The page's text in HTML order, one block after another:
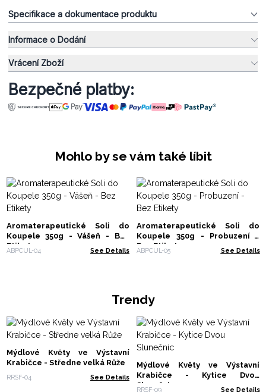
Specifikace a dokumentace produktu
Informace o Dodání
Vrácení Zboží
Bezpečné platby:
Mohlo by se vám také líbit
Aromaterapeutické Soli do
Koupele 350g - Vášeň - Bez
Etikety
ABPCUL-04 See Details
Aromaterapeutické Soli do
Koupele 350g - Probuzení -
Bez Etikety
ABPCUL-05 See Details
Trendy
Mýdlové Květy ve Výstavní
Krabičce - Středne velká Růže
RRSF-04 See Details
Mýdlové Květy ve Výstavní
Krabičce - Kytice Dvou
Slunečnic
RRSF-09 See Details